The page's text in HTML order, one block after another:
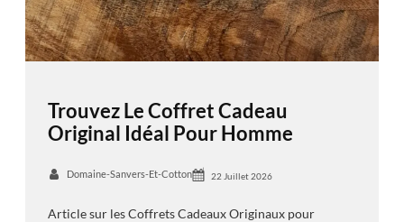
Trouvez Le Coffret Cadeau
Original Idéal Pour Homme
Domaine-Sanvers-Et-Cotton 22 Juillet 2026
Article sur les Coffrets Cadeaux Originaux pour